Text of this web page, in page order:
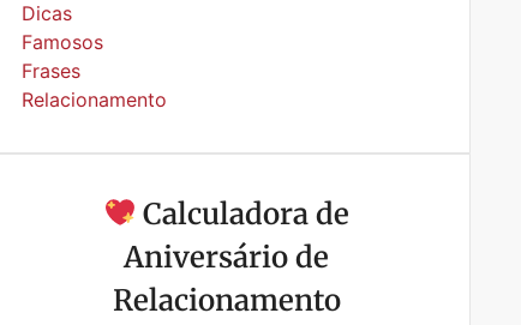
Dicas
Famosos
Frases
Relacionamento
Calculadora de
Aniversário de
Relacionamento